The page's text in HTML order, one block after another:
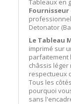
Tableaux en
Detonator
Le Tableau
imprimé sur
parfaitement
châssis
respectueux
Tous les
pourquoi
sans